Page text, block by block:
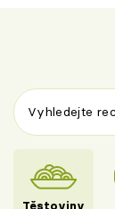
Těstoviny